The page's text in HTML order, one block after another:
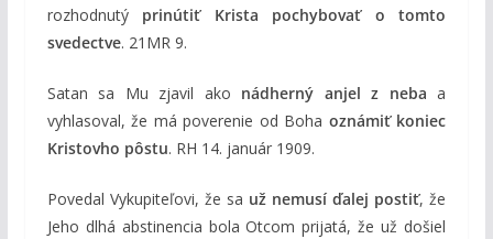
rozhodnutý prinútiť Krista pochybovať o tomto
svedectve. 21MR 9.
Satan sa Mu zjavil ako nádherný anjel z neba a
vyhlasoval, že má poverenie od Boha oznámiť koniec
Kristovho pôstu. RH 14. január 1909.
Povedal Vykupiteľovi, že sa už nemusí ďalej postiť, že
Jeho dlhá abstinencia bola Otcom prijatá, že už došiel